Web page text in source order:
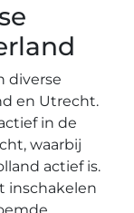
diverse
en Utrecht.
in de
waarbij
actief is.
inschakelen